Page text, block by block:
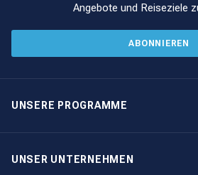
Angebote und Reiseziele
ABONNIEREN
UNSERE PROGRAMME
UNSER UNTERNEHMEN